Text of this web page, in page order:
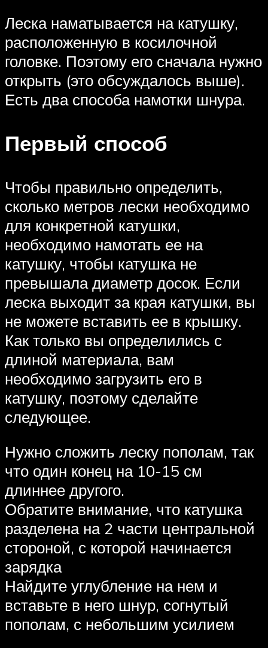
Леска наматывается на катушку,
расположенную в косилочной
головке. Поэтому его сначала нужно
открыть (это обсуждалось выше).
Есть два способа намотки шнура.
Первый способ
Чтобы правильно определить,
сколько метров лески необходимо
для конкретной катушки,
необходимо намотать ее на
катушку, чтобы катушка не
превышала диаметр досок. Если
леска выходит за края катушки, вы
не можете вставить ее в крышку.
Как только вы определились с
длиной материала, вам
необходимо загрузить его в
катушку, поэтому сделайте
следующее.
Нужно сложить леску пополам, так
что один конец на 10-15 см
длиннее другого.
Обратите внимание, что катушка
разделена на 2 части центральной
стороной, с которой начинается
зарядка
Найдите углубление на нем и
вставьте в него шнур, согнутый
пополам, с небольшим усилием